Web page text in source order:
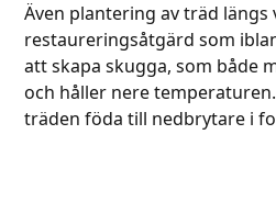
Även plantering av träd
restaureringsåtgärd som
att skapa skugga, som både
och håller nere
träden föda till nedbrytare i